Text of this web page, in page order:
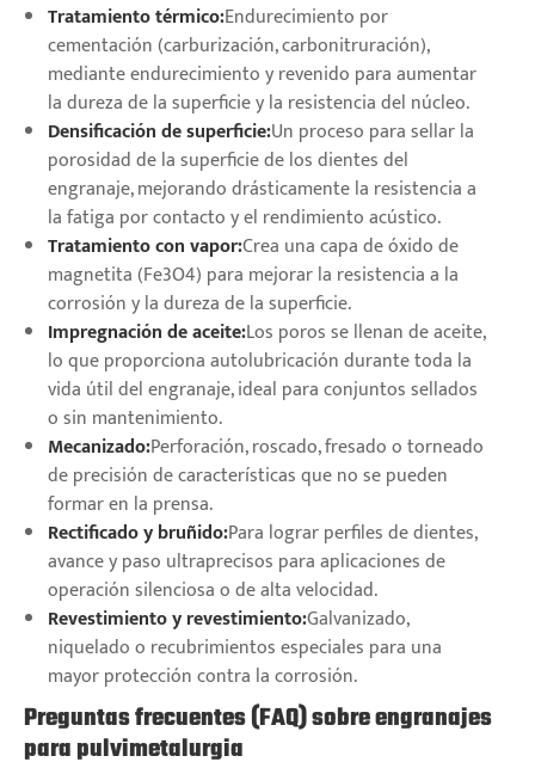
Tratamiento térmico:Endurecimiento por
cementación (carburización, carbonitruración),
mediante endurecimiento y revenido para aumentar
la dureza de la superficie y la resistencia del núcleo.
Densificación de superficie:Un proceso para sellar la
porosidad de la superficie de los dientes del
engranaje, mejorando drásticamente la resistencia a
la fatiga por contacto y el rendimiento acústico.
Tratamiento con vapor:Crea una capa de óxido de
magnetita (Fe3O4) para mejorar la resistencia a la
corrosión y la dureza de la superficie.
Impregnación de aceite:Los poros se llenan de aceite,
lo que proporciona autolubricación durante toda la
vida útil del engranaje, ideal para conjuntos sellados
o sin mantenimiento.
Mecanizado:Perforación, roscado, fresado o torneado
de precisión de características que no se pueden
formar en la prensa.
Rectificado y bruñido:Para lograr perfiles de dientes,
avance y paso ultraprecisos para aplicaciones de
operación silenciosa o de alta velocidad.
Revestimiento y revestimiento:Galvanizado,
niquelado o recubrimientos especiales para una
mayor protección contra la corrosión.
Preguntas frecuentes (FAQ) sobre engranajes
para pulvimetalurgia